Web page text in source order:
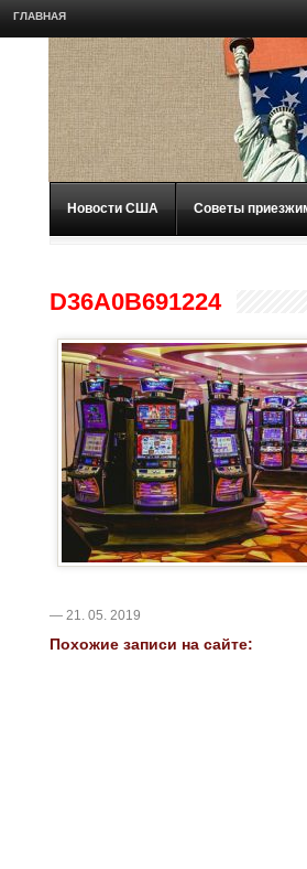
ГЛАВНАЯ
Новости США Советы
D36A0B691224
— 21. 05. 2019
Похожие записи на сайте: